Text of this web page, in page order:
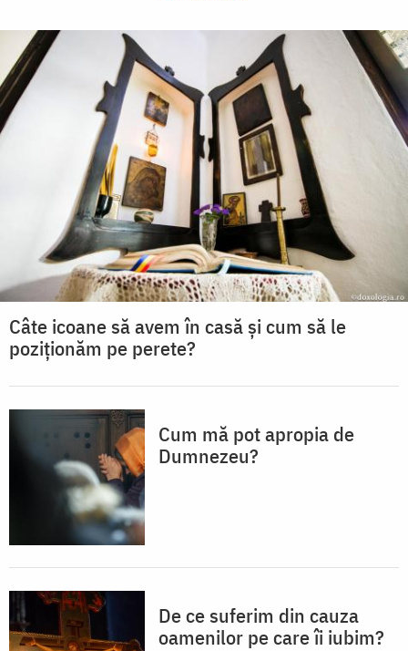
Câte icoane să avem în casă și cum să le
poziționăm pe perete?
Cum mă pot apropia de
Dumnezeu?
De ce suferim din cauza
oamenilor pe care îi iubim?